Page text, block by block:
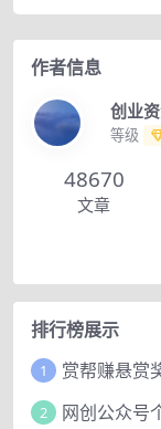
作者信息
创业
等级
48670
文章
排行榜展示
1
2